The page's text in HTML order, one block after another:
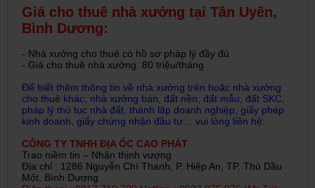
Giá cho thuê nhà xưởng tại Tân Uyên,
Bình Dương:
- Nhà xưởng cho thuê có hồ sơ pháp lý đầy đủ
- Giá cho thuê nhà xưởng: 80 triệu/tháng
Để biết thêm thông tin về nhà xưởng trên hoặc nhà xưởng
cho thuê khác, nhà xưởng bán, đất nền, đất mẫu, đất SKC,
pháp lý thủ tục nhà đất, thành lập doanh nghiệp, giấy phép
kinh doanh, giấy chứng nhận đầu tư… vui lòng liên hệ:
CÔNG TY TNHH ĐỊA ỐC CAO PHÁT
Trao niềm tin – Nhận thịnh vượng
Địa chỉ : 1286 Nguyễn Chí Thanh, P. Hiệp An, TP. Thủ Dầu
Một, Bình Dương